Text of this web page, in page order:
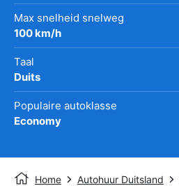
Max snelheid snelweg
100 km/h
Taal
Duits
Populaire autoklasse
Economy
Home Autohuur Duitsland